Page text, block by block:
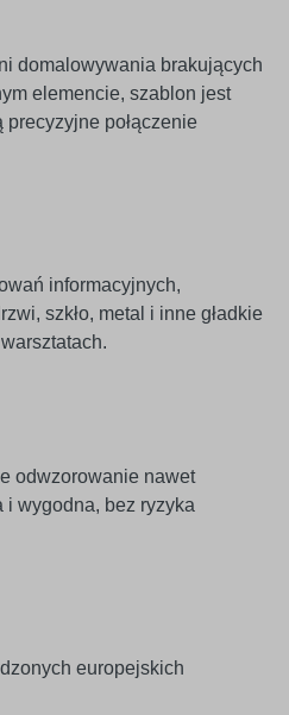
domalowywania brakujących
elemencie, szablon jest
połączenie
informacyjnych,
szkło, metal i inne gładkie
odwzorowanie nawet
i wygodna, bez ryzyka
europejskich